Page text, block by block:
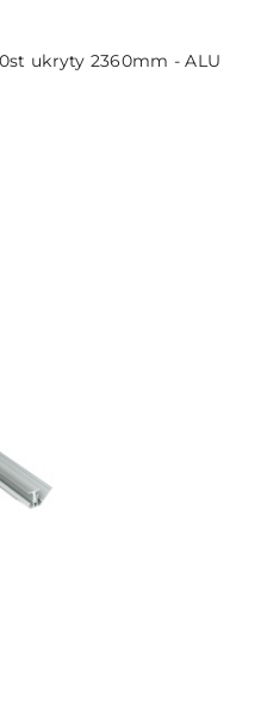
ukryty 2360mm - ALU